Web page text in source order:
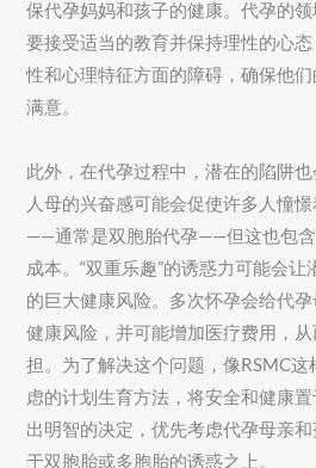
保代孕妈妈和孩子的健康。代孕的
要接受适当的教育并保持理性的心
性和心理特征方面的障碍，确保他
满意。
此外，在代孕过程中，潜在的陷阱
人母的兴奋感可能会促使许多人憧
——通常是双胞胎代孕——但这也包
成本。“双重乐趣”的诱惑力可能会
的巨大健康风险。多次怀孕会给代
健康风险，并可能增加医疗费用，
担。为了解决这个问题，像RSMC
虑的计划生育方法，将安全和健康
出明智的决定，优先考虑代孕母亲
于双胞胎或多胞胎的诱惑之上。